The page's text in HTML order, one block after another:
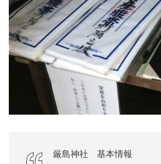
厳島神社 基本情報